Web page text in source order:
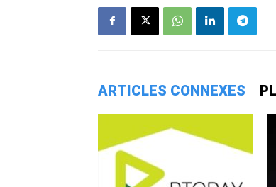
ARTICLES CONNEXES